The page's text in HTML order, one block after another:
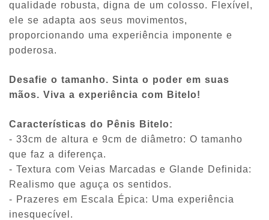
qualidade robusta, digna de um colosso. Flexível,
ele se adapta aos seus movimentos,
proporcionando uma experiência imponente e
poderosa.
Desafie o tamanho. Sinta o poder em suas
mãos. Viva a experiência com Bitelo!
Características do Pênis Bitelo:
- 33cm de altura e 9cm de diâmetro: O tamanho
que faz a diferença.
- Textura com Veias Marcadas e Glande Definida:
Realismo que aguça os sentidos.
- Prazeres em Escala Épica: Uma experiência
inesquecível.